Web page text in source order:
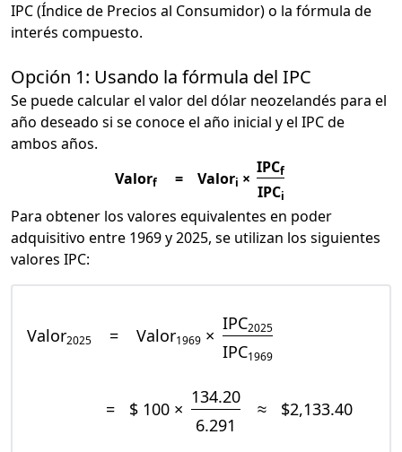
IPC (Índice de Precios al Consumidor) o la fórmula de
interés compuesto.
Opción 1: Usando la fórmula del IPC
Se puede calcular el valor del dólar neozelandés para el
año deseado si se conoce el año inicial y el IPC de
ambos años.
Valorf = Valori ×
IPCf
IPCi
Para obtener los valores equivalentes en poder
adquisitivo entre 1969 y 2025, se utilizan los siguientes
valores IPC:
Valor2025 = Valor1969 ×
IPC2025
IPC1969
= $ 100 ×
134.20
6.291
≈ $2,133.40